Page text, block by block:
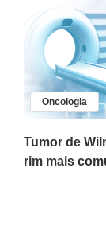
Oncologia
Tumor de
rim mais